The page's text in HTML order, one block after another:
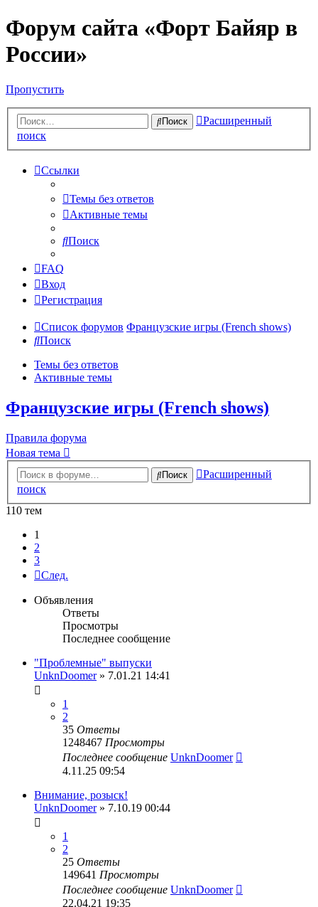
Форум сайта «Форт Байяр в
России»
Пропустить
Поиск
Расширенный
поиск
Ссылки
Темы без ответов
Активные темы
Поиск
FAQ
Вход
Регистрация
Список форумов Французские игры (French shows)
Поиск
Темы без ответов
Активные темы
Французские игры (French shows)
Правила форума
Новая тема
Поиск
Расширенный
поиск
110 тем
1
2
3
След.
Объявления
Ответы
Просмотры
Последнее сообщение
"Проблемные" выпуски
UnknDoomer» 7.01.21 14:41
1
2
35 Ответы
1248467 Просмотры
Последнее сообщение UnknDoomer
4.11.25 09:54
Внимание, розыск!
UnknDoomer» 7.10.19 00:44
1
2
25 Ответы
149641 Просмотры
Последнее сообщение UnknDoomer
22.04.21 19:35